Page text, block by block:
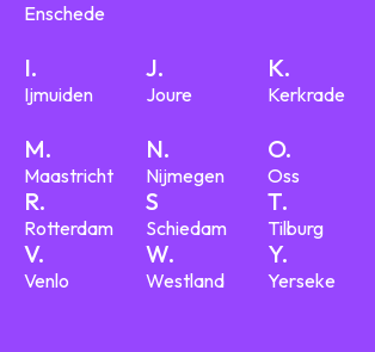
Enschede
I.
Ijmuiden
J.
Joure
K.
Kerkrade
M.
Maastricht
N.
Nijmegen
O.
Oss
R.
Rotterdam
S
Schiedam
T.
Tilburg
V.
Venlo
W.
Westland
Y.
Yerseke